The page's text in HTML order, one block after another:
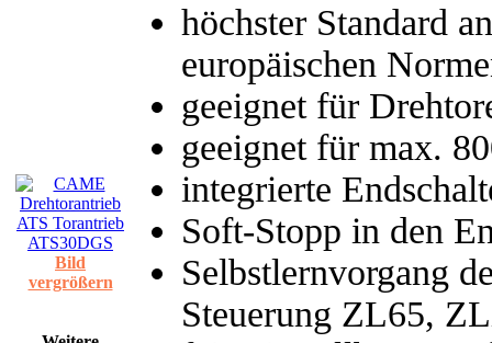
Bild
vergrößern
höchster Standard
europäischen
geeignet für
geeignet für max.
integrierte
Soft-Stopp in den
Selbstlernvorgang
Steuerung ZL65,